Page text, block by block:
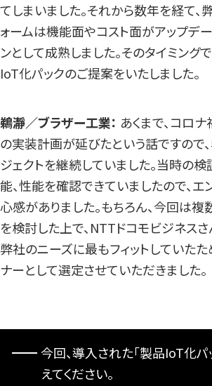
てしまいました。それから数年を経て、
ォームは機能面やコスト面がアップデー
ンとして成熟しました。そのタイミング
IoT化パックのご提案をいたしました。
鵜瀞／ブラザー工業： あくまで、コロ
の実装計画が延びたという話ですので
ジェクトを継続していました。当時の
能、性能を確認できていましたので、エ
心感がありました。もちろん、今回は
を検討した上で、NTTドコモビジネス
弊社のニーズに最もフィットしていた
ナーとして選定させていただきました。
今回、導入された「製品IoT化パ
えてください。